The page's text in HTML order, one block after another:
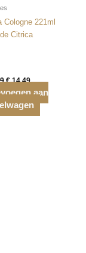
Cologne 221ml
Citrica
Oorspronkelijke
was:
€ 15,69.
€14,49Huidige
is:
€ 14,49.
aan